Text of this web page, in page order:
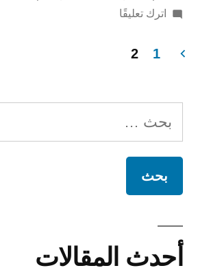
اترك تعليقًا
1
2
أحدث المقالات